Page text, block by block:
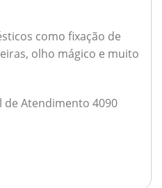
como fixação de
olho mágico e muito
de Atendimento 4090